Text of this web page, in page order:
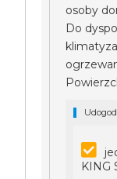
osoby
Do
KING